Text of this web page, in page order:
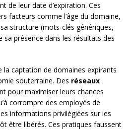
de leur date d’expiration. Ces
facteurs comme l’âge du domaine,
structure (mots-clés génériques,
présence dans les résultats des
la captation de domaines expirants
souterraine. Des réseaux
pour maximiser leurs chances
corrompre des employés de
informations privilégiées sur les
être libérés. Ces pratiques faussent